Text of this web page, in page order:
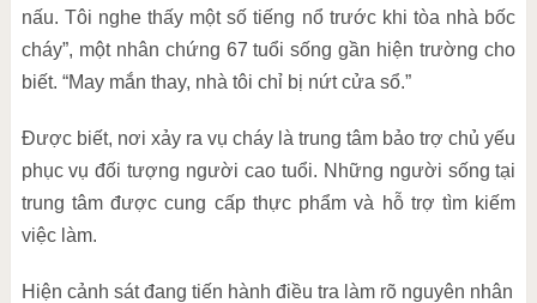
nấu. Tôi nghe thấy một số tiếng nổ trước khi tòa nhà bốc
cháy”, một nhân chứng 67 tuổi sống gần hiện trường cho
biết. “May mắn thay, nhà tôi chỉ bị nứt cửa sổ.”
Được biết, nơi xảy ra vụ cháy là trung tâm bảo trợ chủ yếu
phục vụ đối tượng người cao tuổi. Những người sống tại
trung tâm được cung cấp thực phẩm và hỗ trợ tìm kiếm
việc làm.
Hiện cảnh sát đang tiến hành điều tra làm rõ nguyên nhân